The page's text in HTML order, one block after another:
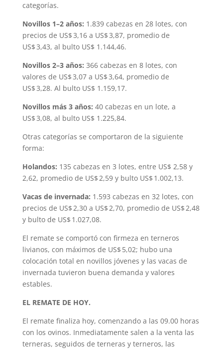
categorías.
Novillos 1–2 años: 1.839 cabezas en 28 lotes, con
precios de US$ 3,16 a US$ 3,87, promedio de
US$ 3,43, al bulto US$ 1.144,46.
Novillos 2–3 años: 366 cabezas en 8 lotes, con
valores de US$ 3,07 a US$ 3,64, promedio de
US$ 3,28. Al bulto US$ 1.159,17.
Novillos más 3 años: 40 cabezas en un lote, a
US$ 3,08, al bulto US$ 1.225,84.
Otras categorías se comportaron de la siguiente
forma:
Holandos: 135 cabezas en 3 lotes, entre US$ 2,58 y
2,62, promedio de US$ 2,59 y bulto US$ 1.002,13.
Vacas de invernada: 1.593 cabezas en 32 lotes, con
precios de US$ 2,30 a US$ 2,70, promedio de US$ 2,48
y bulto de US$ 1.027,08.
El remate se comportó con firmeza en terneros
livianos, con máximos de US$ 5,02; hubo una
colocación total en novillos jóvenes y las vacas de
invernada tuvieron buena demanda y valores
estables.
EL REMATE DE HOY.
El remate finaliza hoy, comenzando a las 09.00 horas
con los ovinos. Inmediatamente salen a la venta las
terneras, seguidos de terneras y terneros, las